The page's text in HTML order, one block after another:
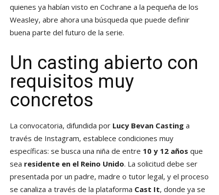
quienes ya habían visto en Cochrane a la pequeña de los
Weasley, abre ahora una búsqueda que puede definir
buena parte del futuro de la serie.
Un casting abierto con
requisitos muy
concretos
La convocatoria, difundida por Lucy Bevan Casting a
través de Instagram, establece condiciones muy
específicas: se busca una niña de entre 10 y 12 años que
sea residente en el Reino Unido. La solicitud debe ser
presentada por un padre, madre o tutor legal, y el proceso
se canaliza a través de la plataforma Cast It, donde ya se